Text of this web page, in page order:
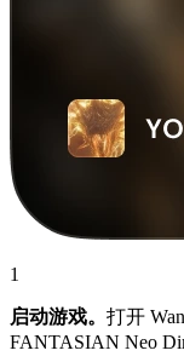
1
启动游戏。 打开
FANTASIAN Neo